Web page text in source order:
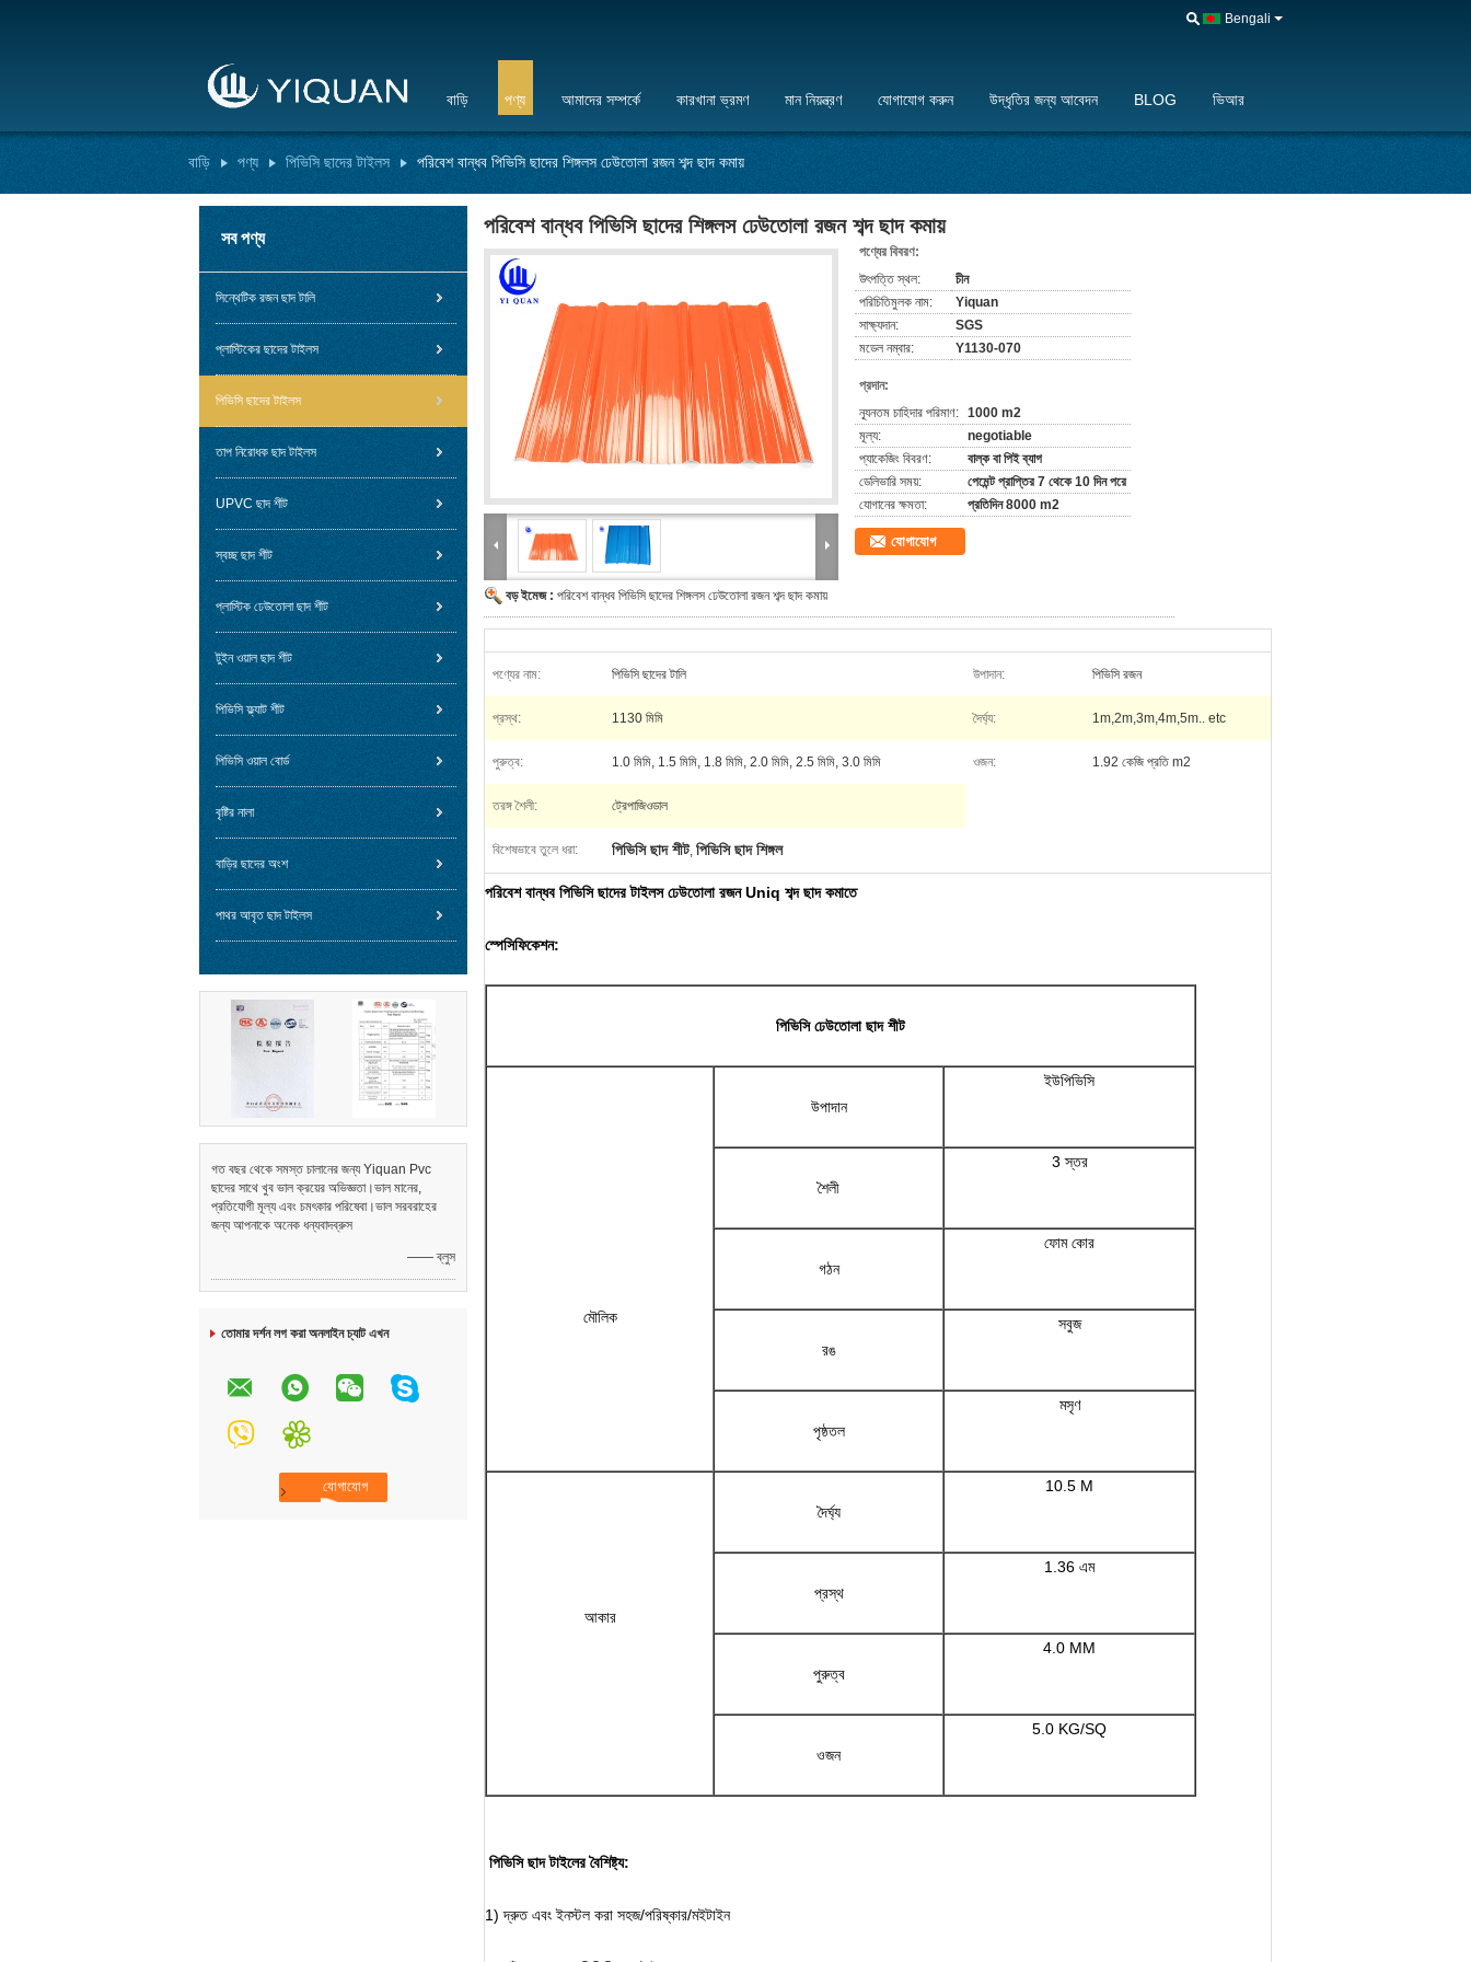
Bengali
বাড়ি পণ্য আমাদের সম্পর্কে কারখানা ভ্রমণ মান নিয়ন্ত্রণ যোগাযোগ করুন উদ্ধৃতির জন্য আবেদন BLOG ভিআর
বাড়ি পণ্য পিভিসি ছাদের টাইলস পরিবেশ বান্ধব পিভিসি ছাদের শিঙ্গলস ঢেউতোলা রজন শব্দ ছাদ কমায়
সব পণ্য
সিন্থেটিক রজন ছাদ টালি
প্লাস্টিকের ছাদের টাইলস
পিভিসি ছাদের টাইলস
তাপ নিরোধক ছাদ টাইলস
UPVC ছাদ শীট
স্বচ্ছ ছাদ শীট
প্লাস্টিক ঢেউতোলা ছাদ শীট
টুইন ওয়াল ছাদ শীট
পিভিসি ফ্ল্যাট শীট
পিভিসি ওয়াল বোর্ড
বৃষ্টির নালা
বাড়ির ছাদের অংশ
পাথর আবৃত ছাদ টাইলস
গত বছর থেকে সমস্ত চালানের জন্য Yiquan Pvc
ছাদের সাথে খুব ভাল ক্রয়ের অভিজ্ঞতা।ভাল মানের,
প্রতিযোগী মূল্য এবং চমৎকার পরিষেবা।ভাল সরবরাহের
জন্য আপনাকে অনেক ধন্যবাদব্রুস
—— ব্লুস
তোমার দর্শন লগ করা অনলাইন চ্যাট এখন
পরিবেশ বান্ধব পিভিসি ছাদের শিঙ্গলস ঢেউতোলা রজন শব্দ ছাদ কমায়
বড় ইমেজ : পরিবেশ বান্ধব পিভিসি ছাদের শিঙ্গলস ঢেউতোলা রজন শব্দ ছাদ কমায়
পণ্যের বিবরণ:
উৎপত্তি স্থল:
চীন
পরিচিতিমুলক নাম:
Yiquan
সাক্ষ্যদান:
SGS
মডেল নম্বার:
Y1130-070
প্রদান:
ন্যূনতম চাহিদার পরিমাণ: 1000 m2
মূল্য:
negotiable
প্যাকেজিং বিবরণ:
বাল্ক বা পিই ব্যাগ
ডেলিভারি সময়:
পেমেন্ট প্রাপ্তির 7 থেকে 10 দিন পরে
যোগানের ক্ষমতা:
প্রতিদিন 8000 m2
যোগাযোগ
পণ্যের নাম: পিভিসি ছাদের টালি উপাদান: পিভিসি রজন
প্রস্থ: 1130 মিমি দৈর্ঘ্য: 1m,2m,3m,4m,5m.. etc
পুরুত্ব: 1.0 মিমি, 1.5 মিমি, 1.8 মিমি, 2.0 মিমি, 2.5 মিমি, 3.0 মিমি ওজন: 1.92 কেজি প্রতি m2
তরঙ্গ শৈলী: ট্রেপাজিওডাল
বিশেষভাবে তুলে ধরা: পিভিসি ছাদ শীট, পিভিসি ছাদ শিঙ্গল
পরিবেশ বান্ধব পিভিসি ছাদের টাইলস ঢেউতোলা রজন Uniq শব্দ ছাদ কমাতে
স্পেসিফিকেশন:
পিভিসি ঢেউতোলা ছাদ শীট
মৌলিক
উপাদান
ইউপিভিসি
শৈলী
3 স্তর
গঠন
ফোম কোর
রঙ
সবুজ
পৃষ্ঠতল
মসৃণ
আকার
দৈর্ঘ্য
10.5 M
প্রস্থ
1.36 এম
পুরুত্ব
4.0 MM
ওজন
5.0 KG/SQ
পিভিসি ছাদ টাইলের বৈশিষ্ট্য:
1) দ্রুত এবং ইনস্টল করা সহজ/পরিষ্কার/মইটাইন